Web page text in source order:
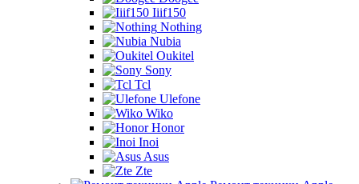
Iiif150
Nothing
Nubia
Oukitel
Sony
Tcl
Ulefone
Wiko
Honor
Inoi
Asus
Zte